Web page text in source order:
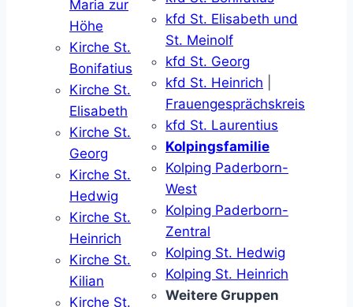
Maria zur
Höhe
Kirche St.
Bonifatius
Kirche St.
Elisabeth
Kirche St.
Georg
Kirche St.
Hedwig
Kirche St.
Heinrich
Kirche St.
Kilian
Kirche St.
kfd St. Elisabeth und
St. Meinolf
kfd St. Georg
kfd St. Heinrich
Frauengesprächskreis
kfd St. Laurentius
Kolpingsfamilie
Kolping Paderborn-
West
Kolping Paderborn-
Zentral
Kolping St. Hedwig
Kolping St. Heinrich
Weitere Gruppen